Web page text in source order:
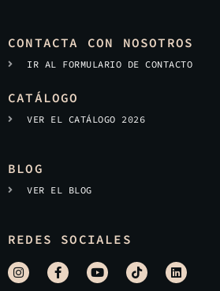
CONTACTA CON NOSOTROS
IR AL FORMULARIO DE CONTACTO
CATÁLOGO
VER EL CATÁLOGO 2026
BLOG
VER EL BLOG
REDES SOCIALES